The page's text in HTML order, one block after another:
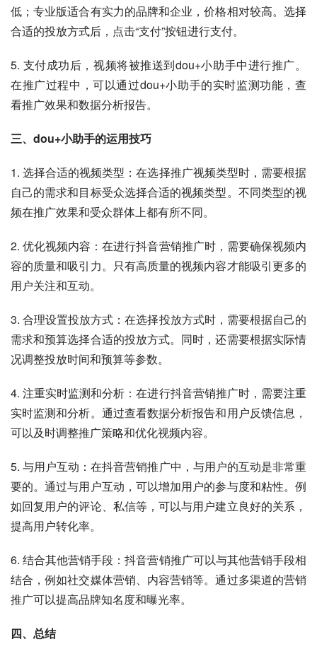
低；专业版适合有实力的品牌和企业，价格相对较高。选择
合适的投放方式后，点击“支付”按钮进行支付。
5. 支付成功后，视频将被推送到dou+小助手中进行推广。
在推广过程中，可以通过dou+小助手的实时监测功能，查
看推广效果和数据分析报告。
三、dou+小助手的运用技巧
1. 选择合适的视频类型：在选择推广视频类型时，需要根据
自己的需求和目标受众选择合适的视频类型。不同类型的视
频在推广效果和受众群体上都有所不同。
2. 优化视频内容：在进行抖音营销推广时，需要确保视频内
容的质量和吸引力。只有高质量的视频内容才能吸引更多的
用户关注和互动。
3. 合理设置投放方式：在选择投放方式时，需要根据自己的
需求和预算选择合适的投放方式。同时，还需要根据实际情
况调整投放时间和预算等参数。
4. 注重实时监测和分析：在进行抖音营销推广时，需要注重
实时监测和分析。通过查看数据分析报告和用户反馈信息，
可以及时调整推广策略和优化视频内容。
5. 与用户互动：在抖音营销推广中，与用户的互动是非常重
要的。通过与用户互动，可以增加用户的参与度和粘性。例
如回复用户的评论、私信等，可以与用户建立良好的关系，
提高用户转化率。
6. 结合其他营销手段：抖音营销推广可以与其他营销手段相
结合，例如社交媒体营销、内容营销等。通过多渠道的营销
推广可以提高品牌知名度和曝光率。
四、总结